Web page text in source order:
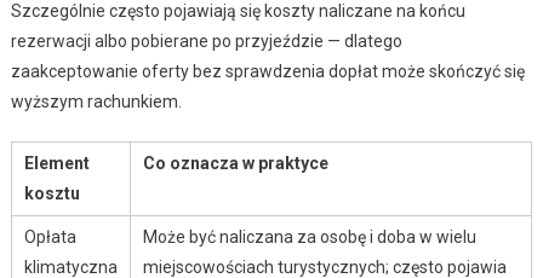
Szczególnie często pojawiają się koszty naliczane na końcu
rezerwacji albo pobierane po przyjeździe — dlatego
zaakceptowanie oferty bez sprawdzenia dopłat może skończyć się
wyższym rachunkiem.
Element
kosztu
Co oznacza w praktyce
Opłata
klimatyczna
Może być naliczana za osobę i doba w wielu
miejscowościach turystycznych; często pojawia